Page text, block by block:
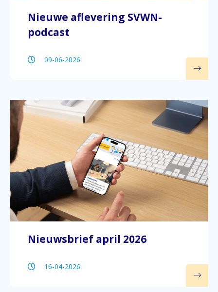
Nieuwe aflevering SVWN-
podcast
09-06-2026
Nieuwsbrief april 2026
16-04-2026